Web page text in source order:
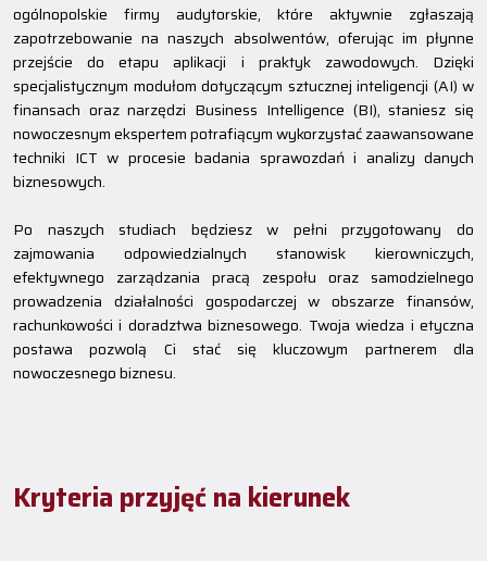
ogólnopolskie firmy audytorskie, które aktywnie zgłaszają
zapotrzebowanie na naszych absolwentów, oferując im płynne
przejście do etapu aplikacji i praktyk zawodowych. Dzięki
specjalistycznym modułom dotyczącym sztucznej inteligencji (AI) w
finansach oraz narzędzi Business Intelligence (BI), staniesz się
nowoczesnym ekspertem potrafiącym wykorzystać zaawansowane
techniki ICT w procesie badania sprawozdań i analizy danych
biznesowych.
Po naszych studiach będziesz w pełni przygotowany do
zajmowania odpowiedzialnych stanowisk kierowniczych,
efektywnego zarządzania pracą zespołu oraz samodzielnego
prowadzenia działalności gospodarczej w obszarze finansów,
rachunkowości i doradztwa biznesowego. Twoja wiedza i etyczna
postawa pozwolą Ci stać się kluczowym partnerem dla
nowoczesnego biznesu.
Kryteria przyjęć na kierunek